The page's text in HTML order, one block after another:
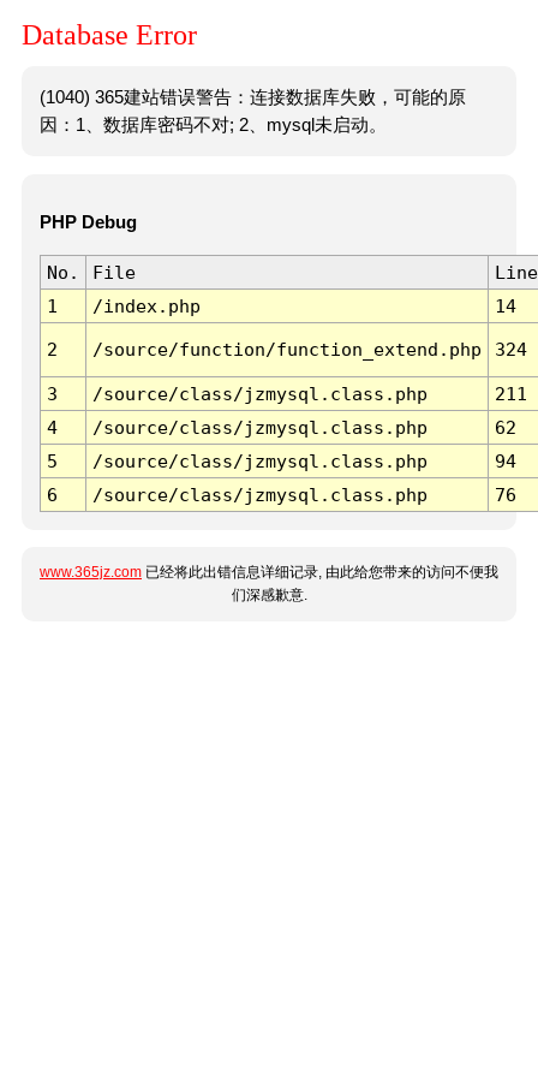
Database Error
(1040) 365建站错误警告：连接数据库失败，可能的原
因：1、数据库密码不对; 2、mysql未启动。
PHP Debug
No. File
Line
1
/index.php 14
2 /source/function/function_extend.php 324
3 /source/class/jzmysql.class.php
211
4
/source/class/jzmysql.class.php
62
5
/source/class/jzmysql.class.php
94
6
/source/class/jzmysql.class.php 76
www.365jz.com 已经将此出错信息详细记录, 由此给您带来的访问不便我
们深感歉意.